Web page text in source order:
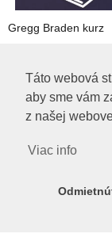
Táto webová
aby sme vám
z našej
Viac info
Gregg Braden kurz
Predchadzajúci